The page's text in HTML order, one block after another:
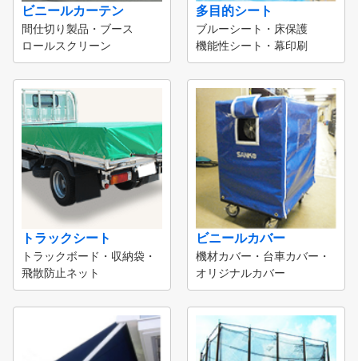
ビニールカーテン
間仕切り製品・ブース
ロールスクリーン
多目的シート
ブルーシート・床保護
機能性シート・幕印刷
トラックシート
トラックボード・収納袋・
飛散防止ネット
ビニールカバー
機材カバー・台車カバー・
オリジナルカバー